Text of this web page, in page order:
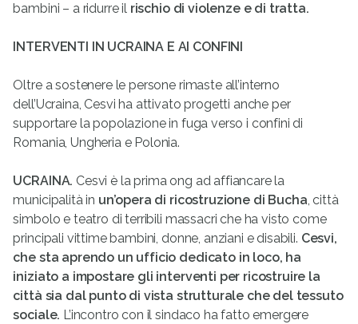
bambini – a ridurre il rischio di violenze e di tratta.
INTERVENTI IN UCRAINA E AI CONFINI
Oltre a sostenere le persone rimaste all’interno
dell’Ucraina, Cesvi ha attivato progetti anche per
supportare la popolazione in fuga verso i confini di
Romania, Ungheria e Polonia.
UCRAINA. Cesvi è la prima ong ad affiancare la
municipalità in un’opera di ricostruzione di Bucha, città
simbolo e teatro di terribili massacri che ha visto come
principali vittime bambini, donne, anziani e disabili. Cesvi,
che sta aprendo un ufficio dedicato in loco, ha
iniziato a impostare gli interventi per ricostruire la
città sia dal punto di vista strutturale che del tessuto
sociale. L’incontro con il sindaco ha fatto emergere